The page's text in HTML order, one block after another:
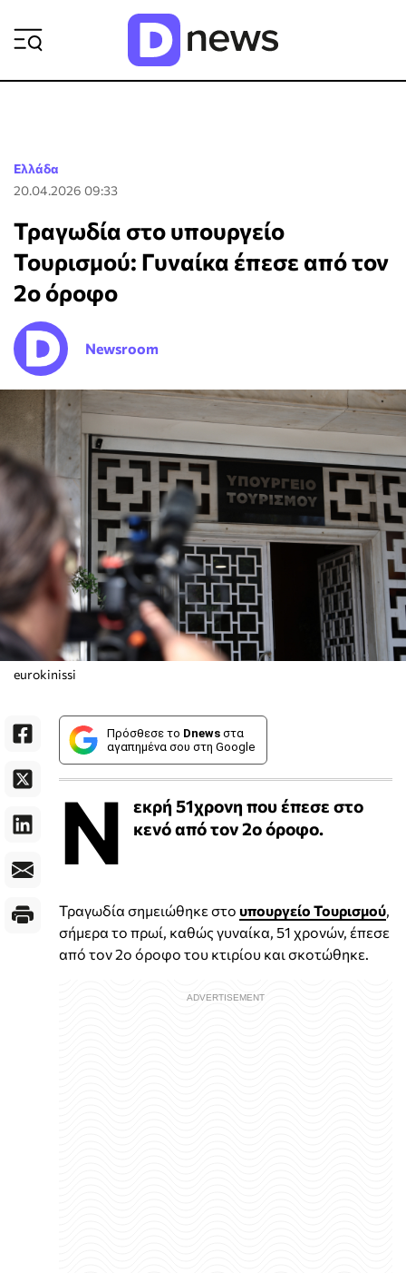
Ελλάδα
20.04.2026 09:33
Τραγωδία στο υπουργείο
Τουρισμού: Γυναίκα έπεσε από τον
2ο όροφο
Newsroom
eurokinissi
Πρόσθεσε το Dnews στα
αγαπημένα σου στη Google
Ν
εκρή 51χρονη που έπεσε στο
κενό από τον 2ο όροφο.
Τραγωδία σημειώθηκε στο υπουργείο Τουρισμού
σήμερα το πρωί, καθώς γυναίκα, 51 χρονών, έπεσε
από τον 2ο όροφο του κτιρίου και σκοτώθηκε.